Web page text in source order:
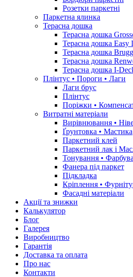
Розетки паркетні
Паркетна ялинка
Терасна дошка
Терасна дошка
Терасна дошка Easy
Терасна дошка
Терасна дошка
Терасна дошка I-
Плінтус • Пороги • Лаги
Лаги брус
Плінтус
Поріжки •
Витратні матеріали
Вирівнювання •
Ґрунтовкa • Мастика
Паркетний клей
Паркетний лак і
Тонування •
Фанера під паркет
Підкладка
Кріплення •
Фасадні матеріали
Акції та знижки
Калькулятор
Блог
Галерея
Виробництво
Гарантія
Доставка та оплата
Про нас
Контакти